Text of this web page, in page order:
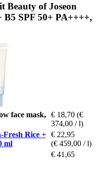
Beauty of Joseon
B5 SPF 50+ PA++++,
face mask, € 18,70 (€
374,00 / l)
Fresh Rice +
ml
€ 22,95
(€ 459,00 / l)
€ 41,65